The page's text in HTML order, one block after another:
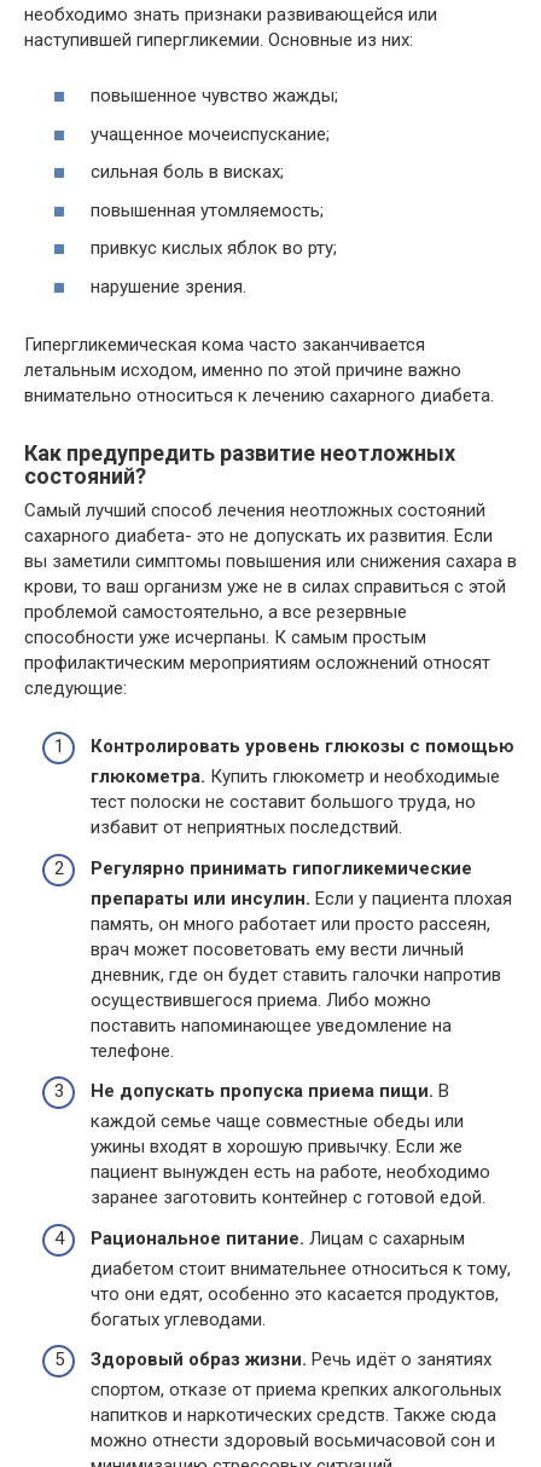
необходимо знать признаки развивающейся или
наступившей гипергликемии. Основные из них:
повышенное чувство жажды;
учащенное мочеиспускание;
сильная боль в висках;
повышенная утомляемость;
привкус кислых яблок во рту;
нарушение зрения.
Гипергликемическая кома часто заканчивается
летальным исходом, именно по этой причине важно
внимательно относиться к лечению сахарного диабета.
Как предупредить развитие неотложных
состояний?
Самый лучший способ лечения неотложных состояний
сахарного диабета- это не допускать их развития. Если
вы заметили симптомы повышения или снижения сахара в
крови, то ваш организм уже не в силах справиться с этой
проблемой самостоятельно, а все резервные
способности уже исчерпаны. К самым простым
профилактическим мероприятиям осложнений относят
следующие:
Контролировать уровень глюкозы с помощью
глюкометра. Купить глюкометр и необходимые
тест полоски не составит большого труда, но
избавит от неприятных последствий.
Регулярно принимать гипогликемические
препараты или инсулин. Если у пациента плохая
память, он много работает или просто рассеян,
врач может посоветовать ему вести личный
дневник, где он будет ставить галочки напротив
осуществившегося приема. Либо можно
поставить напоминающее уведомление на
телефоне.
Не допускать пропуска приема пищи. В
каждой семье чаще совместные обеды или
ужины входят в хорошую привычку. Если же
пациент вынужден есть на работе, необходимо
заранее заготовить контейнер с готовой едой.
Рациональное питание. Лицам с сахарным
диабетом стоит внимательнее относиться к тому,
что они едят, особенно это касается продуктов,
богатых углеводами.
Здоровый образ жизни. Речь идёт о занятиях
спортом, отказе от приема крепких алкогольных
напитков и наркотических средств. Также сюда
можно отнести здоровый восьмичасовой сон и